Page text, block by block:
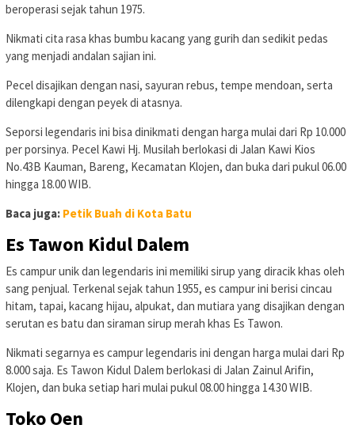
beroperasi sejak tahun 1975.
Nikmati cita rasa khas bumbu kacang yang gurih dan sedikit pedas
yang menjadi andalan sajian ini.
Pecel disajikan dengan nasi, sayuran rebus, tempe mendoan, serta
dilengkapi dengan peyek di atasnya.
Seporsi legendaris ini bisa dinikmati dengan harga mulai dari Rp 10.000
per porsinya. Pecel Kawi Hj. Musilah berlokasi di Jalan Kawi Kios
No.43B Kauman, Bareng, Kecamatan Klojen, dan buka dari pukul 06.00
hingga 18.00 WIB.
Baca juga: Petik Buah di Kota Batu
Es Tawon Kidul Dalem
Es campur unik dan legendaris ini memiliki sirup yang diracik khas oleh
sang penjual. Terkenal sejak tahun 1955, es campur ini berisi cincau
hitam, tapai, kacang hijau, alpukat, dan mutiara yang disajikan dengan
serutan es batu dan siraman sirup merah khas Es Tawon.
Nikmati segarnya es campur legendaris ini dengan harga mulai dari Rp
8.000 saja. Es Tawon Kidul Dalem berlokasi di Jalan Zainul Arifin,
Klojen, dan buka setiap hari mulai pukul 08.00 hingga 14.30 WIB.
Toko Oen